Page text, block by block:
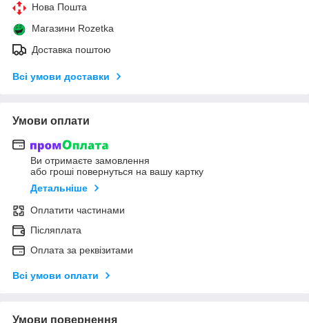
Нова Пошта
Магазини Rozetka
Доставка поштою
Всі умови доставки
Умови оплати
Ви отримаєте замовлення
або гроші повернуться на вашу картку
Детальніше
Оплатити частинами
Післяплата
Оплата за реквізитами
Всі умови оплати
Умови повернення